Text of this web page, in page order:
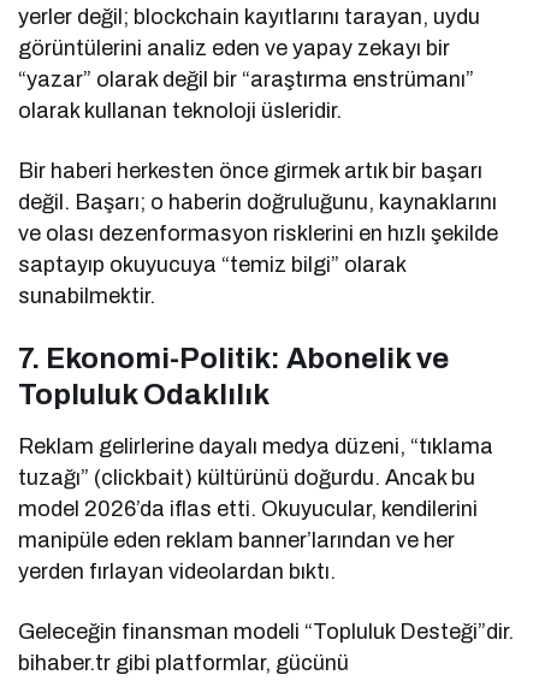
yerler değil; blockchain kayıtlarını tarayan, uydu
görüntülerini analiz eden ve yapay zekayı bir
“yazar” olarak değil bir “araştırma enstrümanı”
olarak kullanan teknoloji üsleridir.
Bir haberi herkesten önce girmek artık bir başarı
değil. Başarı; o haberin doğruluğunu, kaynaklarını
ve olası dezenformasyon risklerini en hızlı şekilde
saptayıp okuyucuya “temiz bilgi” olarak
sunabilmektir.
7. Ekonomi-Politik: Abonelik ve
Topluluk Odaklılık
Reklam gelirlerine dayalı medya düzeni, “tıklama
tuzağı” (clickbait) kültürünü doğurdu. Ancak bu
model 2026’da iflas etti. Okuyucular, kendilerini
manipüle eden reklam banner’larından ve her
yerden fırlayan videolardan bıktı.
Geleceğin finansman modeli “Topluluk Desteği”dir.
bihaber.tr gibi platformlar, gücünü